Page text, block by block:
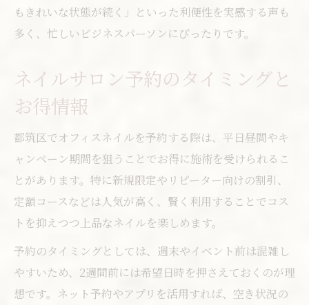
もきれいな状態が続く」といった利便性を実感する声も
多く、忙しいビジネスパーソンにぴったりです。
ネイルサロン予約のタイミングと
お得情報
都筑区でオフィスネイルを予約する際は、平日昼間やキ
ャンペーン期間を狙うことでお得に施術を受けられるこ
とがあります。特に新規限定やリピーター向けの割引、
定額コースなどは人気が高く、賢く利用することでコス
トを抑えつつ上品なネイルを楽しめます。
予約のタイミングとしては、週末やイベント前は混雑し
やすいため、2週間前には希望日時を押さえておくのが理
想です。ネット予約やアプリを活用すれば、空き状況の